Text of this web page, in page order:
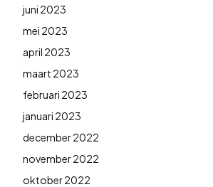
juni 2023
mei 2023
april 2023
maart 2023
februari 2023
januari 2023
december 2022
november 2022
oktober 2022